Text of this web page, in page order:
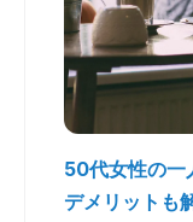
50代女性の一
デメリットも